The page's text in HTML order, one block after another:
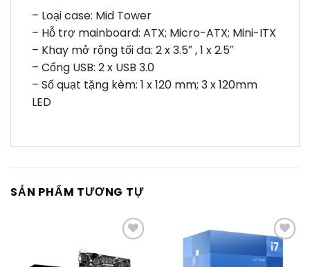
– Loại case: Mid Tower
– Hỗ trợ mainboard: ATX; Micro-ATX; Mini-ITX
– Khay mở rộng tối đa: 2 x 3.5″ , 1 x 2.5″
– Cổng USB: 2 x USB 3.0
– Số quạt tặng kèm: 1 x 120 mm; 3 x 120mm
LED
SẢN PHẨM TƯƠNG TỰ